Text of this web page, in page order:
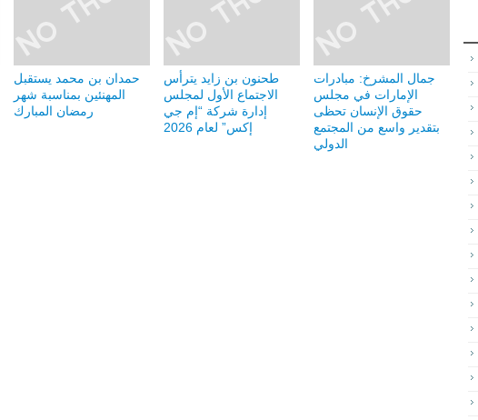
حمدان بن محمد يستقبل
المهنئين بمناسبة شهر
رمضان المبارك
طحنون بن زايد يترأس
الاجتماع الأول لمجلس
إدارة شركة “إم جي
إكس” لعام 2026
جمال المشرخ: مبادرات
الإمارات في مجلس
حقوق الإنسان تحظى
بتقدير واسع من المجتمع
الدولي